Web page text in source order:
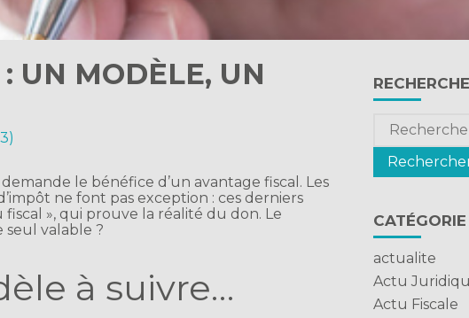
UN MODÈLE, UN
le bénéfice d’un avantage fiscal. Les
ne font pas exception : ces derniers
», qui prouve la réalité du don. Le
seul valable ?
à suivre…
Blog
sidebar
RECHERCHE
Rechercher :
CATÉGORIE
actualite
Actu
Actu Fiscale